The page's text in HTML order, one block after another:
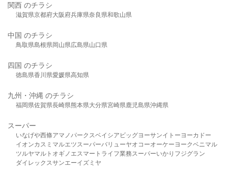
関西 のチラシ
滋賀県京都府大阪府兵庫県奈良県和歌山県
中国 のチラシ
鳥取県島根県岡山県広島県山口県
四国 のチラシ
徳島県香川県愛媛県高知県
九州・沖縄 のチラシ
福岡県佐賀県長崎県熊本県大分県宮崎県鹿児島県沖縄県
スーパー
いなげや西條アマノパークスベイシア ビッグヨーサンイトーヨーカドー
イオンカスミ マルエツスーパーバリューヤオコーオーケー ヨークベニマル
ツルヤマルト オギノ エスマート ライフ業務スーパーいかり フジグラン
ダイレックスサンエーイズミヤ